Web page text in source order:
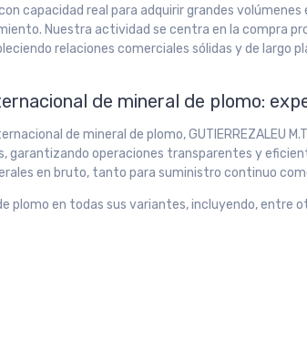
capacidad real para adquirir grandes
Nuestra actividad se centra en la compra
relaciones comerciales sólidas y de largo
de mineral de plomo:
de mineral de plomo, GUTIERREZALEU
garantizando operaciones transparentes y
en bruto, tanto para suministro continuo
plomo en todas sus variantes, incluyendo, entre